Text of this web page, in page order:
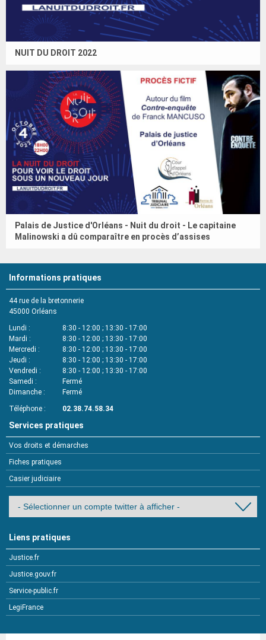
NUIT DU DROIT 2022
Palais de Justice d'Orléans - Nuit du droit - Le capitaine
Malinowski a dû comparaître en procès d’assises
Informations pratiques
44 rue de la bretonnerie
45000 Orléans
Lundi
8:30 - 12:00 ; 13:30 - 17:00
Mardi
8:30 - 12:00 ; 13:30 - 17:00
Mercredi
8:30 - 12:00 ; 13:30 - 17:00
Jeudi
8:30 - 12:00 ; 13:30 - 17:00
Vendredi
8:30 - 12:00 ; 13:30 - 17:00
Samedi
Fermé
Dimanche
Fermé
Téléphone
02.38.74.58.34
Services pratiques
Vos droits et démarches
Fiches pratiques
Casier judiciaire
Liens pratiques
Justice.fr
Justice.gouv.fr
Service-public.fr
LegiFrance